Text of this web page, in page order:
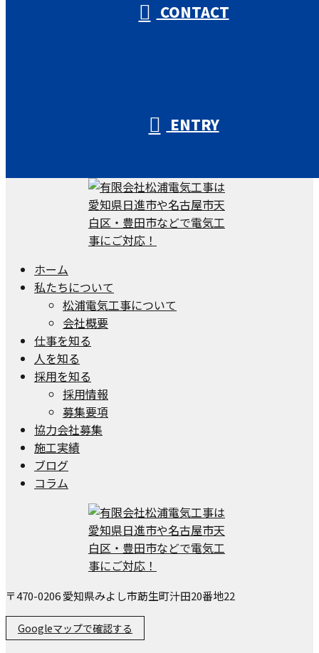
CONTACT
ENTRY
ホーム
私たちについて
松浦電気工事について
会社概要
仕事を知る
人を知る
採用を知る
採用情報
募集要項
協力会社募集
施工実績
ブログ
コラム
〒470-0206 愛知県みよし市莇生町汁田20番地22
Googleマップで確認する